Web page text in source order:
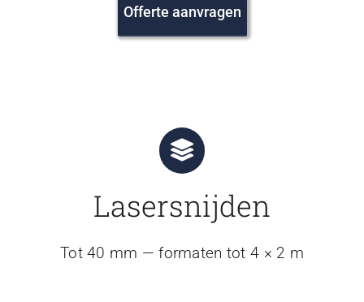
Offerte aanvragen
Lasersnijden
Tot 40 mm — formaten tot 4 × 2 m